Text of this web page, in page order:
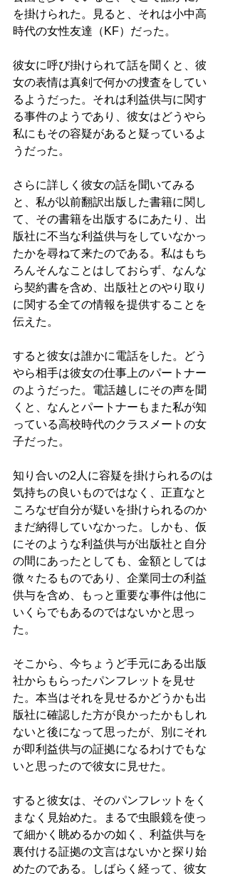
を掛けられた。見ると、それは小中高
時代の女性友達（KF）だった。
彼女に呼び掛けられて話を聞くと、彼
女の表情は真剣で何かの捜査をしてい
るようだった。それは利益供与に関す
る事件のようであり、彼女はどうやら
私にもその容疑があると疑っているよ
うだった。
さらに詳しく彼女の話を聞いてみる
と、私が以前翻訳出版した書籍に関し
て、その書籍を出版するにあたり、出
版社に不当な利益供与をしていなかっ
たかを尋ねて来たのである。私はもち
ろんそんなことはしておらず、なんな
ら契約書を含め、出版社とのやり取り
に関する全ての情報を提供することを
伝えた。
すると彼女は誰かに電話をした。どう
やら相手は彼女の仕事上のパートナー
のようだった。電話越しにその声を聞
くと、なんとパートナーもまた私が知
っている高校時代のクラスメートの女
子だった。
知り合いの2人に容疑を掛けられるのは
気持ちの良いものではなく、正直なと
ころなぜ自分が疑いを掛けられるのか
まだ納得していなかった。しかも、仮
にそのような利益供与が出版社と自分
の間にあったとしても、金額としては
微々たるものであり、企業同士の利益
供与を含め、もっと重要な事件は他に
いくらでもあるのではないかと思っ
た。
そこから、今ちょうど手元にある出版
社からもらったパンフレットを見せ
た。本当はそれを見せるかどうかも出
版社に確認した方が良かったかもしれ
ないと後になって思ったが、別にそれ
が即利益供与の証拠になるわけでもな
いと思ったので彼女に見せた。
すると彼女は、そのパンフレットをく
まなく見始めた。まるで虫眼鏡を使っ
て細かく眺めるかの如く、利益供与を
裏付ける証拠の文言はないかと探り始
めたのである。しばらく経って、彼女